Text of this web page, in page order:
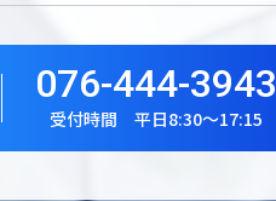
076-444-3943
受付時間 平日8:30～17:15